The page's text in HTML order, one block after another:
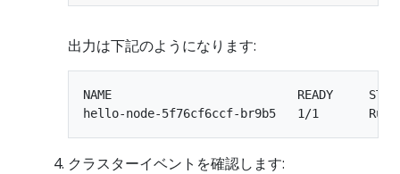
出力は下記のようになります:
NAME                          READY     STATUS
クラスターイベントを確認します: